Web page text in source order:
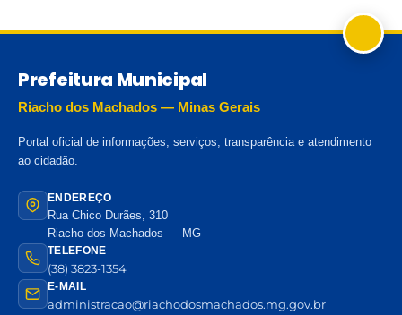
Prefeitura Municipal
Riacho dos Machados — Minas Gerais
Portal oficial de informações, serviços, transparência e atendimento
ao cidadão.
ENDEREÇO
Rua Chico Durães, 310
Riacho dos Machados — MG
TELEFONE
(38) 3823-1354
E-MAIL
administracao@riachodosmachados.mg.gov.br